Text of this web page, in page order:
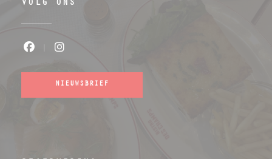
VOLG ONS
NIEUWSBRIEF